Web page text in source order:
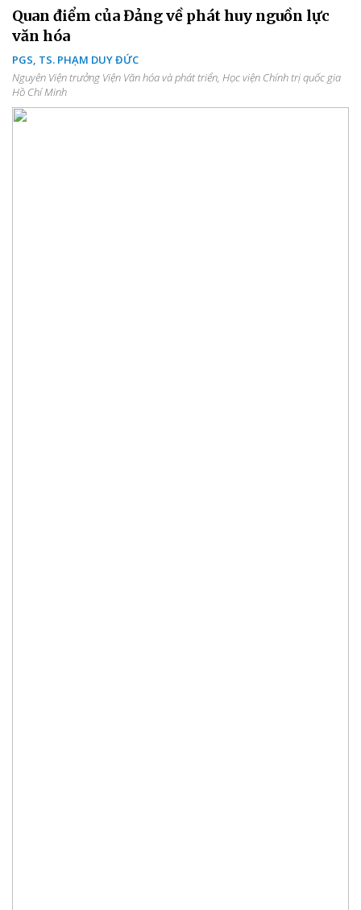
Quan điểm của Đảng về phát huy nguồn lực
văn hóa
PGS, TS. PHẠM DUY ĐỨC
Nguyên Viện trưởng Viện Văn hóa và phát triển, Học viện Chính trị quốc gia
Hồ Chí Minh